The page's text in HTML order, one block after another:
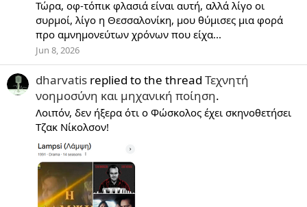
Τώρα, οφ-τόπικ φλασιά είναι αυτή, αλλά λίγο οι
συρμοί, λίγο η Θεσσαλονίκη, μου θύμισες μια φορά
προ αμνημονεύτων χρόνων που είχα...
Jun 8, 2026
dharvatis replied to the thread Τεχνητή
νοημοσύνη και μηχανική ποίηση.
Λοιπόν, δεν ήξερα ότι ο Φώσκολος έχει σκηνοθετήσει
Τζακ Νίκολσον!